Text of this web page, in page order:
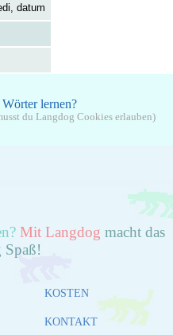
datum
lernen?
du Langdog Cookies erlauben)
Mit Langdog macht das
Spaß!
KOSTEN
KONTAKT